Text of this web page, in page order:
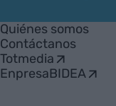
Empresa
Quiénes somos
Contáctanos
Totmedia
EnpresaBIDEA